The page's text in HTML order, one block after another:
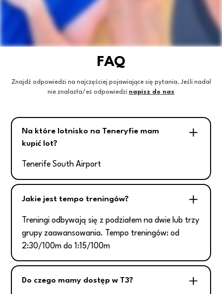
FAQ
Znajdź odpowiedzi na najczęściej pojawiające się pytania. Jeśli nadal
nie znalazła/eś odpowiedzi napisz do nas
Na które lotnisko na Teneryfie mam
kupić lot?
Tenerife South Airport
Jakie jest tempo treningów?
Treningi odbywają się z podziałem na dwie lub trzy
grupy zaawansowania. Tempo treningów: od
2:30/100m do 1:15/100m
Do czego mamy dostęp w T3?